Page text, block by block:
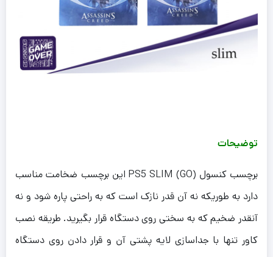
توضیحات
برچسب کنسول PS5 SLIM (GO) این برچسب ضخامت مناسب
دارد به طوریکه نه آن قدر نازک است که به راحتی پاره شود و نه
آنقدر ضخیم که به سختی روی دستگاه قرار بگیرید. طریقه نصب
کاور تنها با جداسازی لایه پشتی آن و قرار دادن روی دستگاه